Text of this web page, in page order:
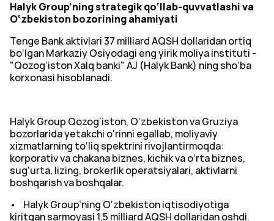
Halyk Group’ning strategik qo‘llab-quvvatlashi va
O‘zbekiston bozorining ahamiyati
Tenge Bank aktivlari 37 milliard AQSH dollaridan ortiq
bo‘lgan Markaziy Osiyodagi eng yirik moliya instituti -
"Qozog‘iston Xalq banki" AJ (Halyk Bank) ning sho‘ba
korxonasi hisoblanadi.
Halyk Group Qozog‘iston, O‘zbekiston va Gruziya
bozorlarida yetakchi o‘rinni egallab, moliyaviy
xizmatlarning to‘liq spektrini rivojlantirmoqda:
korporativ va chakana biznes, kichik va o‘rta biznes,
sug‘urta, lizing, brokerlik operatsiyalari, aktivlarni
boshqarish va boshqalar.
• Halyk Group’ning O‘zbekiston iqtisodiyotiga
kiritgan sarmoyasi 1,5 milliard AQSH dollaridan oshdi.